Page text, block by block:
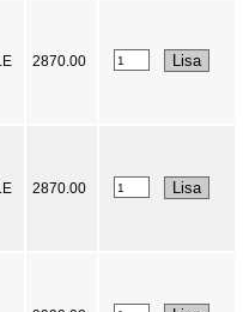
2870.00
2870.00